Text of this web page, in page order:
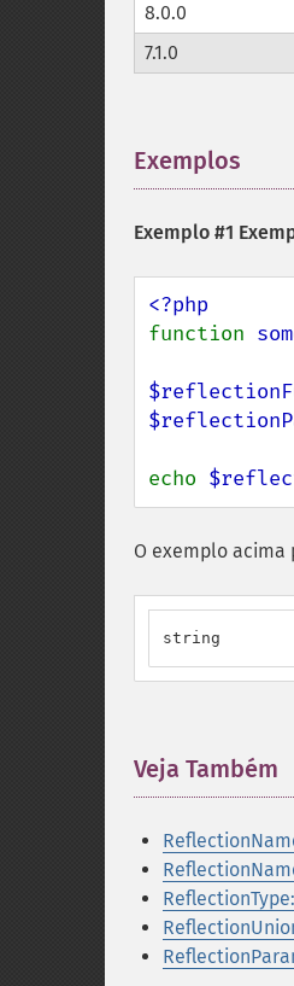
8.0.0
7.1.0
Exemplos
Exemplo #1
function
echo
O exemplo acima
string
Veja Também